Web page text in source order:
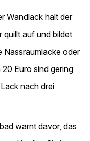
Wandlack hält der
quillt auf und bildet
Nassraumlacke oder
Euro sind gering
nach drei
warnt davor, das